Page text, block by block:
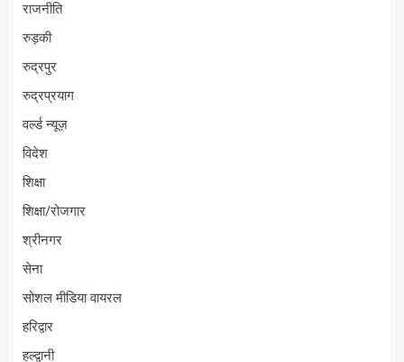
राजनीति
रुड़की
रुद्रपुर
रुद्रप्रयाग
वर्ल्ड न्यूज़
विदेश
शिक्षा
शिक्षा/रोजगार
श्रीनगर
सेना
सोशल मीडिया वायरल
हरिद्वार
हल्द्वानी